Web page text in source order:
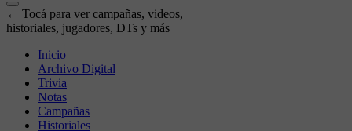
← Tocá para ver campañas, videos,
historiales, jugadores, DTs y más
Inicio
Archivo Digital
Trivia
Notas
Campañas
Historiales